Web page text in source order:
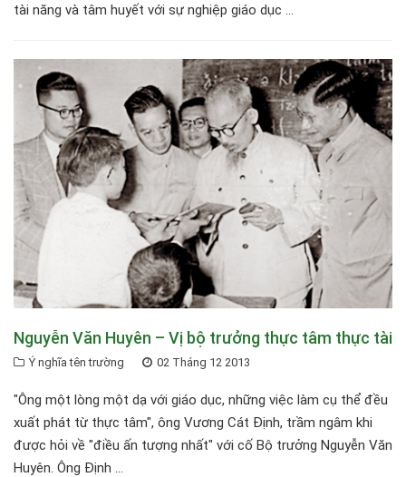
tài năng và tâm huyết với sự nghiệp giáo dục ...
Nguyễn Văn Huyên – Vị bộ trưởng thực tâm thực tài
Ý nghĩa tên trường 02 Tháng 12 2013
"Ông một lòng một dạ với giáo dục, những việc làm cụ thể đều
xuất phát từ thực tâm", ông Vương Cát Định, trầm ngâm khi
được hỏi về "điều ấn tượng nhất" với cố Bộ trưởng Nguyễn Văn
Huyên. Ông Định ...